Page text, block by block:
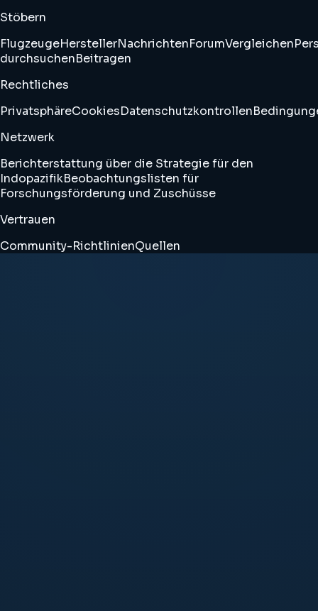
Stöbern
FlugzeugeHerstellerNachrichtenForumVergleichen
durchsuchenBeitragen
Rechtliches
PrivatsphäreCookiesDatenschutzkontrollen
Netzwerk
Berichterstattung über die Strategie für den
IndopazifikBeobachtungslisten für
Forschungsförderung und Zuschüsse
Vertrauen
Community-RichtlinienQuellen